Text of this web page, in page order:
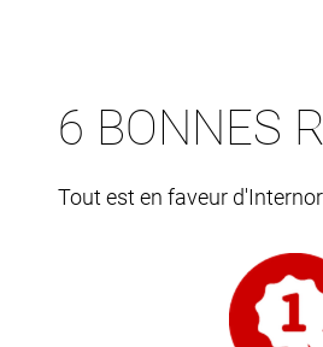
6 BONNES
Tout est en faveur